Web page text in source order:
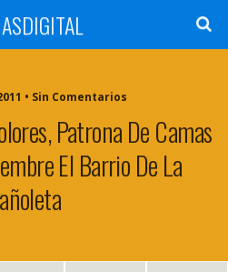
• Sin Comentarios
Patrona De Camas
El Barrio De La